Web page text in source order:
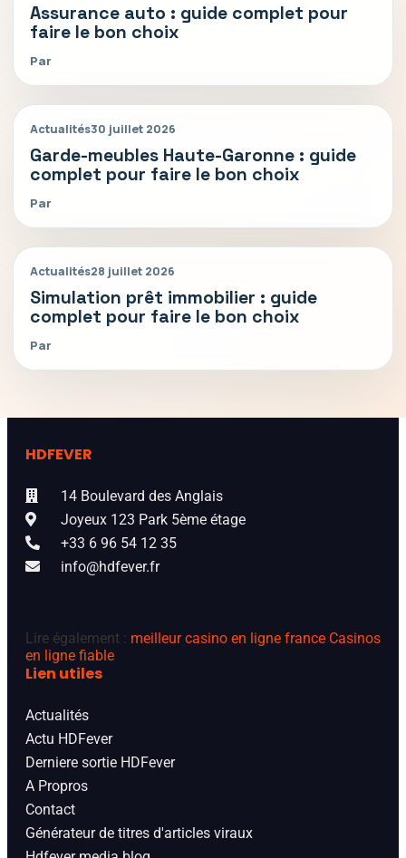
Assurance auto : guide complet pour
faire le bon choix
Par
Actualités30 juillet 2026
Garde-meubles Haute-Garonne : guide
complet pour faire le bon choix
Par
Actualités28 juillet 2026
Simulation prêt immobilier : guide
complet pour faire le bon choix
Par
HDFEVER
14 Boulevard des Anglais
Joyeux 123 Park 5ème étage
+33 6 96 54 12 35
info@hdfever.fr
Lire également : meilleur casino en ligne france Casinos
en ligne fiable
Lien utiles
Actualités
Actu HDFever
Derniere sortie HDFever
A Propros
Contact
Générateur de titres d'articles viraux